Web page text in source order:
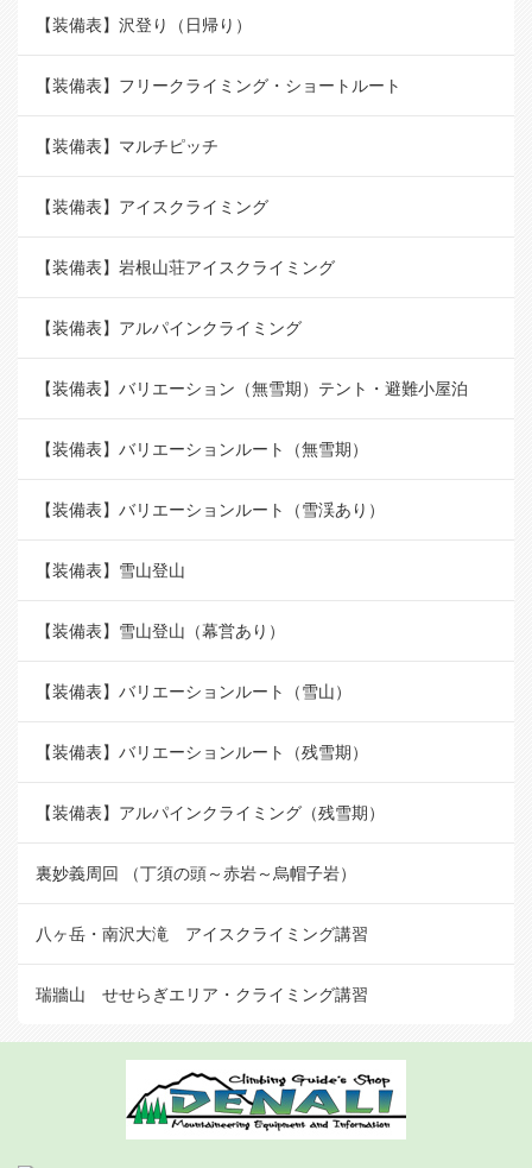
【装備表】沢登り（日帰り）
【装備表】フリークライミング・ショートルート
【装備表】マルチピッチ
【装備表】アイスクライミング
【装備表】岩根山荘アイスクライミング
【装備表】アルパインクライミング
【装備表】バリエーション（無雪期）テント・避難小屋泊
【装備表】バリエーションルート（無雪期）
【装備表】バリエーションルート（雪渓あり）
【装備表】雪山登山
【装備表】雪山登山（幕営あり）
【装備表】バリエーションルート（雪山）
【装備表】バリエーションルート（残雪期）
【装備表】アルパインクライミング（残雪期）
裏妙義周回 （丁須の頭～赤岩～烏帽子岩）
八ヶ岳・南沢大滝 アイスクライミング講習
瑞牆山 せせらぎエリア・クライミング講習